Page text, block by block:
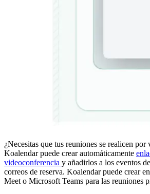
¿Necesitas que tus reuniones se realicen por
Koalendar puede crear automáticamente
videoconferencia y añadirlos a los eventos
correos de reserva. Koalendar puede crear
Meet o Microsoft Teams para las reuniones